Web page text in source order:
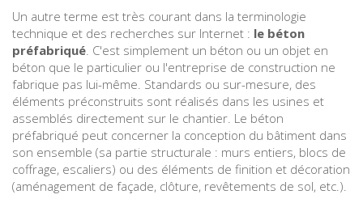
Un autre terme est très courant dans la terminologie
technique et des recherches sur Internet : le béton
préfabriqué . C'est simplement un béton ou un objet en
béton que le particulier ou l'entreprise de construction ne
fabrique pas lui-même. Standards ou sur-mesure, des
éléments préconstruits sont réalisés dans les usines et
assemblés directement sur le chantier. Le béton
préfabriqué peut concerner la conception du bâtiment dans
son ensemble (sa partie structurale : murs entiers, blocs de
coffrage, escaliers) ou des éléments de finition et décoration
(aménagement de façade, clôture, revêtements de sol, etc.).